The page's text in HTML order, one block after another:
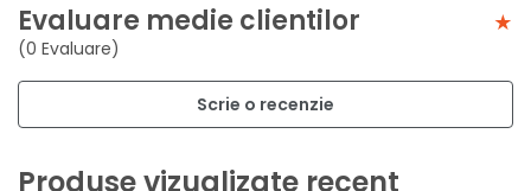
Evaluare medie clientilor
(0 Evaluare)
Scrie o recenzie
Produse vizualizate recent